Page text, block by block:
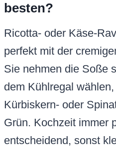
besten?
Ricotta- oder Käse-
perfekt mit der
Sie nehmen die Soße
dem Kühlregal
Kürbiskern- oder
Grün. Kochzeit immer
entscheidend, sonst